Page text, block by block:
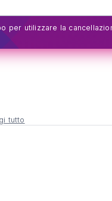
per utilizzare la
tutto